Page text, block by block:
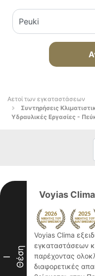
Αετοί των εγκαταστάσεων
Συντηρήσεις
Υδραυλικές Εργασίες -
I Θέση
Voyias Clima
Voyias Clima
εγκαταστάσεων
παρέχοντας
διαφορετικές